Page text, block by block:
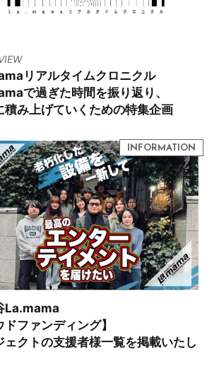
リアルタイムクロニクル
で過ぎた時間を振り返り、
積み上げていくための特集企画
La.mama
ドファンディング】
ェクトの支援者様一覧を掲載いたし